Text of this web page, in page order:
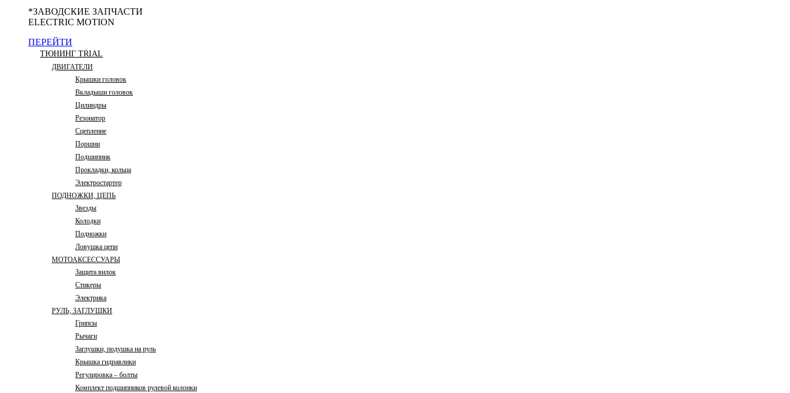
*ЗАВОДСКИЕ ЗАПЧАСТИ
ELECTRIC MOTION
ПЕРЕЙТИ
ТЮНИНГ TRIAL
ДВИГАТЕЛИ
Крышки головок
Вкладыши головок
Цилиндры
Резонатор
Сцепление
Поршни
Подшипник
Прокладки, кольца
Электростартер
ПОДНОЖКИ, ЦЕПЬ
Звезды
Колодки
Подножки
Ловушка цепи
МОТОАКСЕССУАРЫ
Защита вилок
Стикеры
Электрика
РУЛЬ, ЗАГЛУШКИ
Грипсы
Рычаги
Заглушки, подушка на руль
Крышка гидравлики
Регулировка – болты
Комплект подшипников рулевой колонки